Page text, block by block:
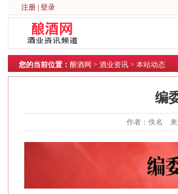
注册 登录
您的当前位置： 酿酒网 > 酒业资讯 > 本站动态
编
作者：佚名 来